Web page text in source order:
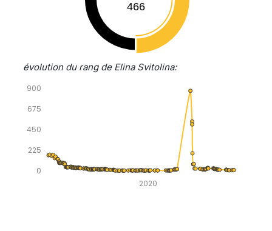
466
évolution du rang de Elina Svitolina:
0
225
450
675
900
2020